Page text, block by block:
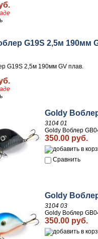
G19S 2,5м 190мм
G19S 2,5м 190мм GV плав.
Goldy
3104 01
Goldy Воблер
350.00 руб.
Сравнить
Goldy
3104 03
Goldy Воблер
350.00 руб.